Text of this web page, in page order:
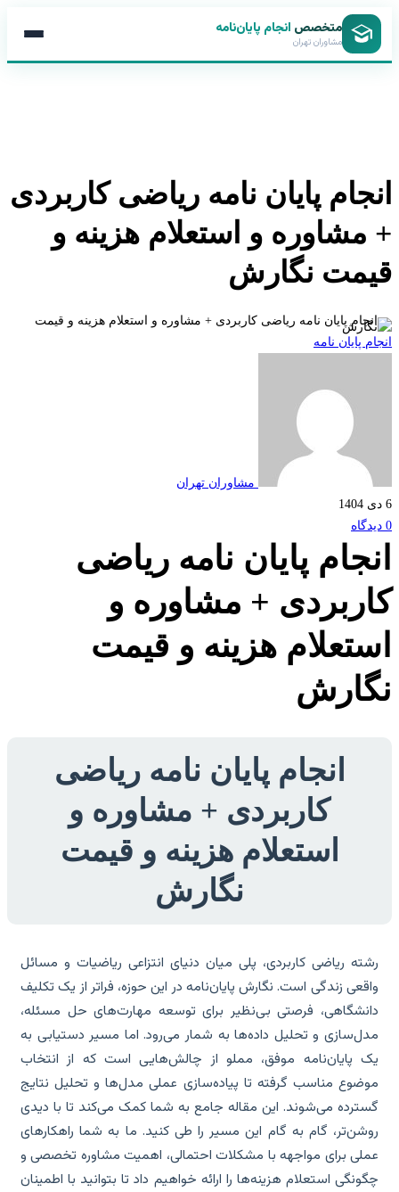
متخصصانجام پایان‌نامه
مشاوران تهران
پایان نامه ریاضی کاربردی
و استعلام هزینه و
نگارش
پایان نامه
مشاوران تهران
پایان نامه ریاضی
+ مشاوره و
هزینه و قیمت
انجام پایان نامه ریاضی
کاربردی + مشاوره و
استعلام هزینه و قیمت
نگارش
ریاضی کاربردی، پلی میان دنیای انتزاعی ریاضیات و مسائل
زندگی است. نگارش پایان‌نامه در این حوزه، فراتر از یک تکلیف
فرصتی بی‌نظیر برای توسعه مهارت‌های حل مسئله،
و تحلیل داده‌ها به شمار می‌رود. اما مسیر دستیابی به
پایان‌نامه موفق، مملو از چالش‌هایی است که از انتخاب
مناسب گرفته تا پیاده‌سازی عملی مدل‌ها و تحلیل نتایج
می‌شوند. این مقاله جامع به شما کمک می‌کند تا با دیدی
گام به گام این مسیر را طی کنید. ما به شما راهکارهای
برای مواجهه با مشکلات احتمالی، اهمیت مشاوره تخصصی و
استعلام هزینه‌ها را ارائه خواهیم داد تا بتوانید با اطمینان